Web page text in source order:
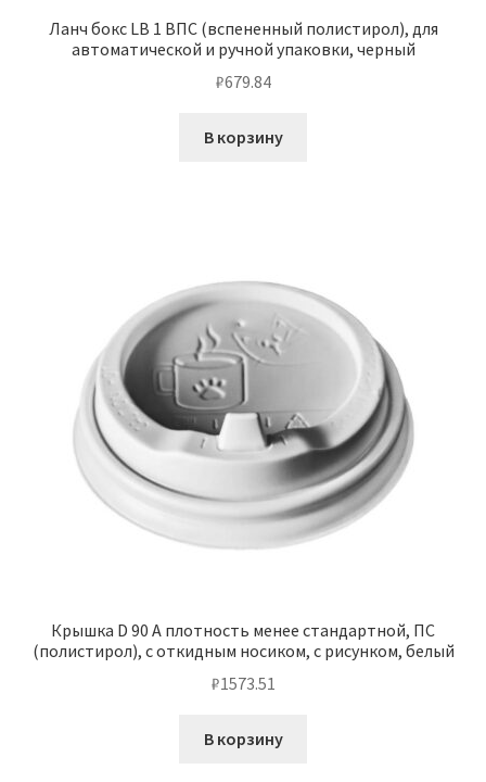
Ланч бокс LB 1 ВПС (вспененный полистирол), для
автоматической и ручной упаковки, черный
₽679.84
В корзину
Крышка D 90 А плотность менее стандартной, ПС
(полистирол), с откидным носиком, с рисунком, белый
₽1573.51
В корзину